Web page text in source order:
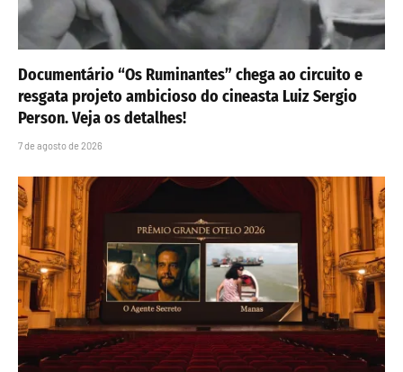
Documentário “Os Ruminantes” chega ao circuito e
resgata projeto ambicioso do cineasta Luiz Sergio
Person. Veja os detalhes!
7 de agosto de 2026